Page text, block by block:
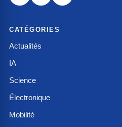
CATÉGORIES
Actualités
IA
Science
Électronique
Mobilité